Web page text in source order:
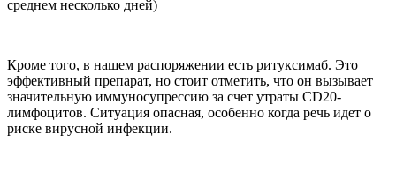
среднем несколько дней)
Кроме того, в нашем распоряжении есть ритуксимаб. Это
эффективный препарат, но стоит отметить, что он вызывает
значительную иммуносупрессию за счет утраты CD20-
лимфоцитов. Ситуация опасная, особенно когда речь идет о
риске вирусной инфекции.